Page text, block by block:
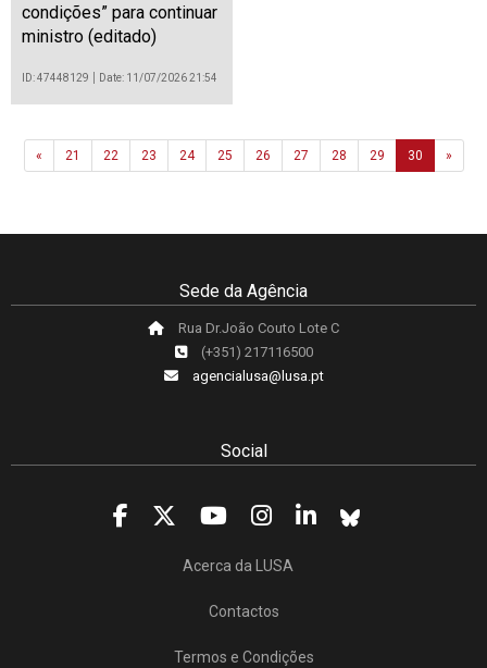
condições” para continuar
ministro (editado)
ID: 47448129 Date: 11/07/2026 21:54
«Previous
21 22 23 24 25 26 27 28 29 30 »Next
Sede da Agência
Rua Dr.João Couto Lote C
(+351) 217116500
agencialusa@lusa.pt
Social
Acerca da LUSA
Contactos
Termos e Condições